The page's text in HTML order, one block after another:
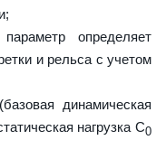
определяет
и рельса с учетом
динамическая
нагрузка С0